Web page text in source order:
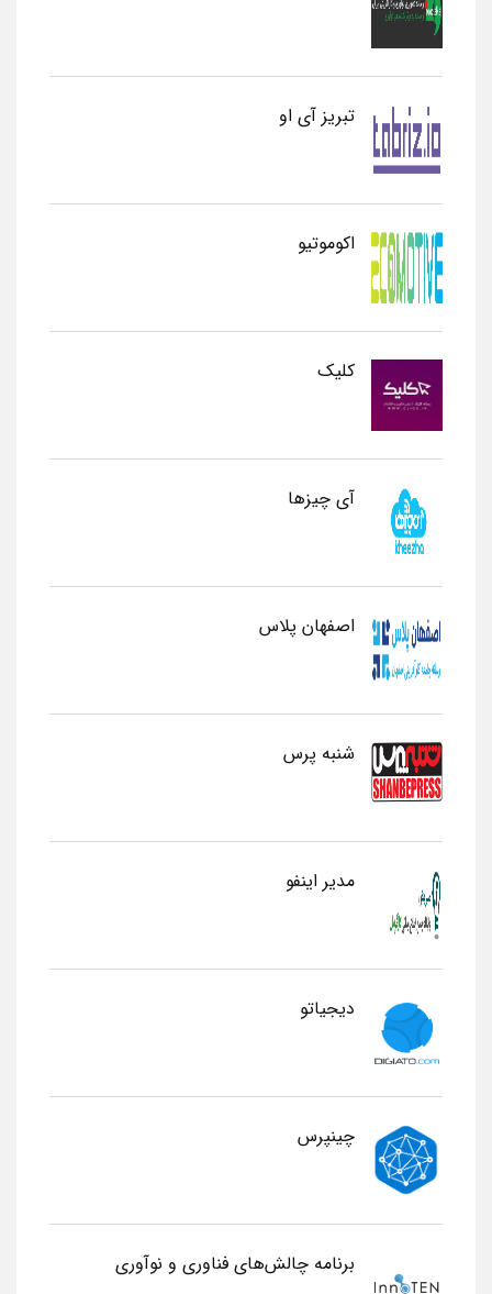
تبریز آی او
اکوموتیو
کلیک
آی چیزها
اصفهان پلاس
شنبه پرس
مدیر اینفو
دیجیاتو
چینپرس
برنامه چالش‌های فناوری و نوآوری